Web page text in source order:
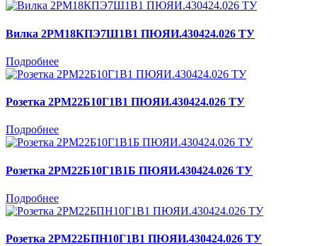
Вилка 2РМ18КПЭ7Ш1В1 ПЮЯИ.430424.026 ТУ
Подробнее
Розетка 2РМ22Б10Г1В1 ПЮЯИ.430424.026 ТУ
Подробнее
Розетка 2РМ22Б10Г1В1Б ПЮЯИ.430424.026 ТУ
Подробнее
Розетка 2РМ22БПН10Г1В1 ПЮЯИ.430424.026 ТУ